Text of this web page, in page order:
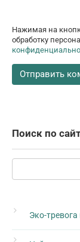
Нажимая на
обработку
Поиск по
Поиск:
Эко-